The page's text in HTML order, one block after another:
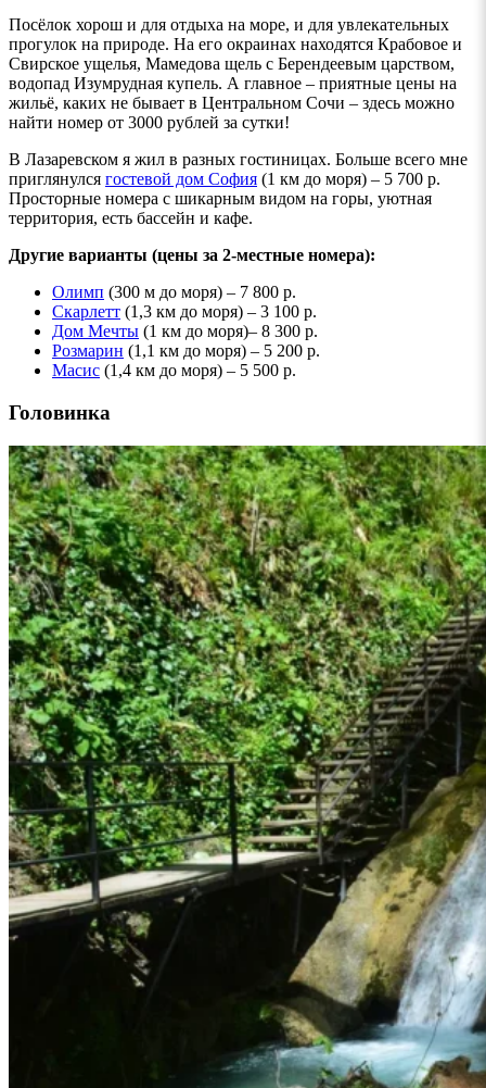
Посёлок хорош и для отдыха на море, и для увлекательных
прогулок на природе. На его окраинах находятся Крабовое и
Свирское ущелья, Мамедова щель с Берендеевым царством,
водопад Изумрудная купель. А главное – приятные цены на
жильё, каких не бывает в Центральном Сочи – здесь можно
найти номер от 3000 рублей за сутки!
В Лазаревском я жил в разных гостиницах. Больше всего мне
приглянулся гостевой дом София (1 км до моря) – 5 700 р.
Просторные номера с шикарным видом на горы, уютная
территория, есть бассейн и кафе.
Другие варианты (цены за 2-местные номера):
Олимп (300 м до моря) – 7 800 р.
Скарлетт (1,3 км до моря) – 3 100 р.
Дом Мечты (1 км до моря)– 8 300 р.
Розмарин (1,1 км до моря) – 5 200 р.
Масис (1,4 км до моря) – 5 500 р.
Головинка